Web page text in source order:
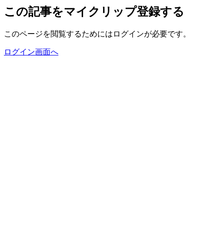
この記事をマイクリップ登録する
このページを閲覧するためにはログインが必要です。
ログイン画面へ